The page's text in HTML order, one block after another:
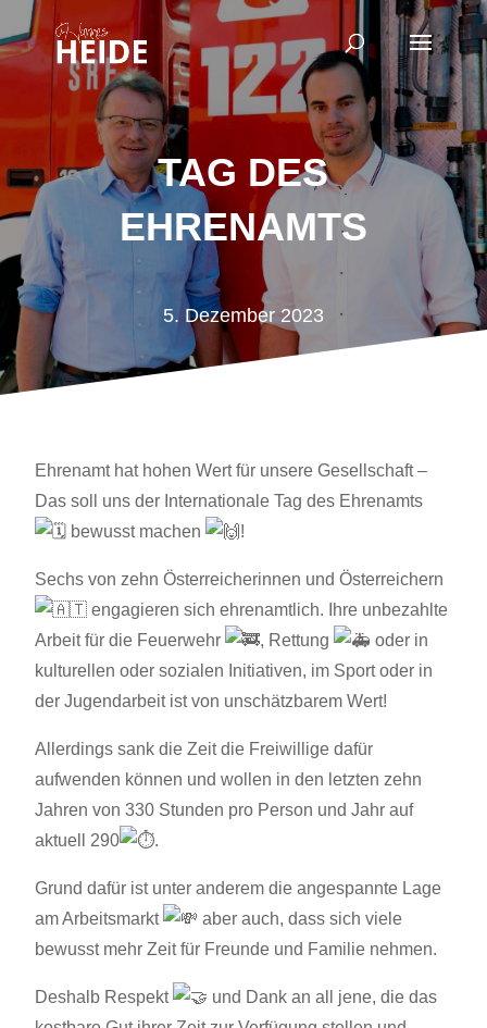
TAG DES
EHRENAMTS
5. Dezember 2023
Ehrenamt hat hohen Wert für unsere Gesellschaft –
Das soll uns der Internationale Tag des Ehrenamts
bewusst machen
!
Sechs von zehn Österreicherinnen und Österreichern
engagieren sich ehrenamtlich. Ihre unbezahlte
Arbeit für die Feuerwehr
, Rettung
oder in
kulturellen oder sozialen Initiativen, im Sport oder in
der Jugendarbeit ist von unschätzbarem Wert!
Allerdings sank die Zeit die Freiwillige dafür
aufwenden können und wollen in den letzten zehn
Jahren von 330 Stunden pro Person und Jahr auf
aktuell 290
.
Grund dafür ist unter anderem die angespannte Lage
am Arbeitsmarkt
aber auch, dass sich viele
bewusst mehr Zeit für Freunde und Familie nehmen.
Deshalb Respekt
und Dank an all jene, die das